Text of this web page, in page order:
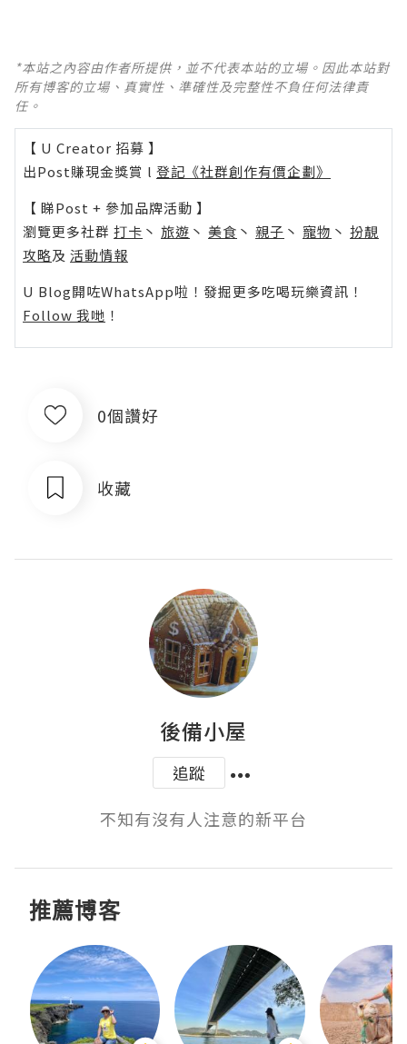
*本站之內容由作者所提供，並不代表本站的立場。因此本站對
所有博客的立場、真實性、準確性及完整性不負任何法律責
任。
【 U Creator 招募 】
出Post賺現金獎賞 l 登記《社群創作有價企劃》
【 睇Post + 參加品牌活動 】
瀏覽更多社群 打卡 丶 旅遊 丶 美食 丶 親子 丶 寵物 丶 扮靚
攻略及 活動情報
U Blog開咗WhatsApp啦！發掘更多吃喝玩樂資訊！
Follow 我哋 ！
0個讚好
收藏
後備小屋
追蹤
不知有沒有人注意的新平台
推薦博客